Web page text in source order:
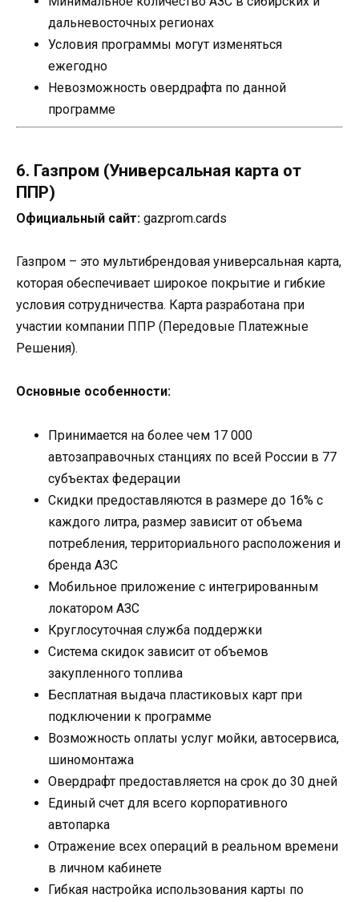
дальневосточных регионах
Условия программы могут изменяться
ежегодно
Невозможность овердрафта по данной
программе
6. Газпром (Универсальная карта от
ППР)
Официальный сайт: gazprom.cards
Газпром – это мультибрендовая универсальная карта,
которая обеспечивает широкое покрытие и гибкие
условия сотрудничества. Карта разработана при
участии компании ППР (Передовые Платежные
Решения).
Основные особенности:
Принимается на более чем 17 000
автозаправочных станциях по всей России в 77
субъектах федерации
Скидки предоставляются в размере до 16% с
каждого литра, размер зависит от объема
потребления, территориального расположения и
бренда АЗС
Мобильное приложение с интегрированным
локатором АЗС
Круглосуточная служба поддержки
Система скидок зависит от объемов
закупленного топлива
Бесплатная выдача пластиковых карт при
подключении к программе
Возможность оплаты услуг мойки, автосервиса,
шиномонтажа
Овердрафт предоставляется на срок до 30 дней
Единый счет для всего корпоративного
автопарка
Отражение всех операций в реальном времени
в личном кабинете
Гибкая настройка использования карты по